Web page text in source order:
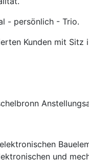
- persönlich - Trio.
Kunden mit
und